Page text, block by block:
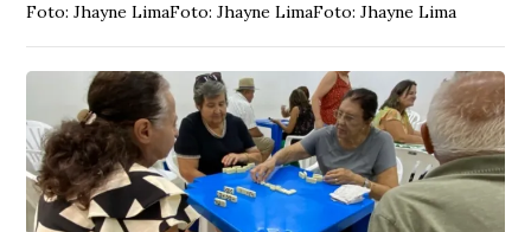
Foto: Jhayne LimaFoto: Jhayne LimaFoto: Jhayne Lima